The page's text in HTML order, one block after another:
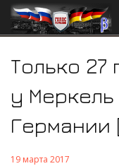
Только 27
у
Германии
19 марта 2017